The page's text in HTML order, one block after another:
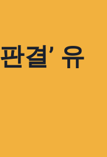
결’ 유